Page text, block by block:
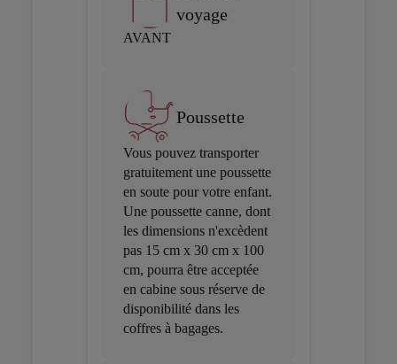
voyage
AVANT
Poussette
Vous pouvez transporter
gratuitement une poussette
en soute pour votre enfant.
Une poussette canne, dont
les dimensions n'excèdent
pas 15 cm x 30 cm x 100
cm, pourra être acceptée
en cabine sous réserve de
disponibilité dans les
coffres à bagages.